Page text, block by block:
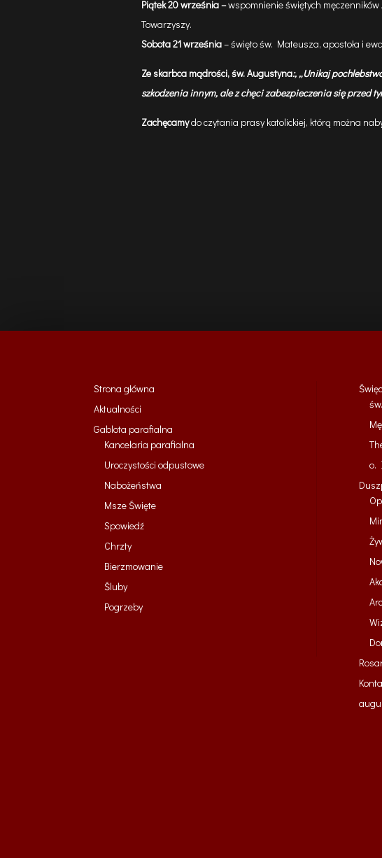
Piątek 20 września –wspomnienie świętych
Towarzyszy.
Sobota 21 września– święto św. Mateusza, apostoła i
Ze skarbca mądrości, św. Augustyna:, „Unikaj
szkodzenia innym, ale z chęci zabezpieczenia się przed
Zachęcamydo czytania prasy katolickiej, którą można
Strona główna
Aktualności
Gablota parafialna
Kancelaria parafialna
Uroczystości odpustowe
Nabożeństwa
Msze Święte
Spowiedź
Chrzty
Bierzmowanie
Śluby
Pogrzeby
o.